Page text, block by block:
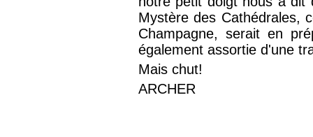
Mystère des Cathédrales,
Champagne, serait en
également assortie d'une
Mais chut!
ARCHER